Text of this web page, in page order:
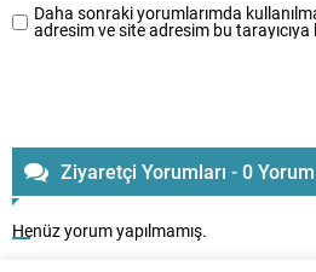
Daha sonraki yorumlarımda
adresim ve site adresim bu
Ziyaretçi Yorumları - 0 Yorum
Henüz yorum yapılmamış.